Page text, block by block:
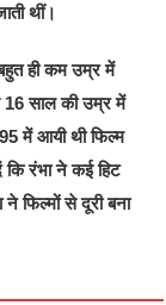
थीं।
ही कम उम्र में
16 साल की उम्र में
में आयी थी फिल्म
कि रंभा ने कई हिट
फिल्मों से दूरी बना